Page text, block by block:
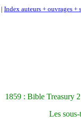
| Index auteurs + ouvrages +
1859 : Bible Treasury
Les